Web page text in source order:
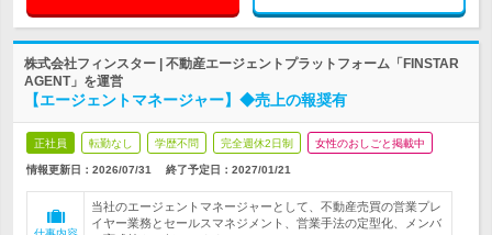
株式会社フィンスター | 不動産エージェントプラットフォーム「FINSTAR
AGENT」を運営
【エージェントマネージャー】◆売上の報奨有
正社員 転勤なし 学歴不問 完全週休2日制 女性のおしごと掲載中
情報更新日：2026/07/31 終了予定日： 2027/01/21
当社のエージェントマネージャーとして、不動産売買の営業プレ
イヤー業務とセールスマネジメント、営業手法の定型化、メンバ